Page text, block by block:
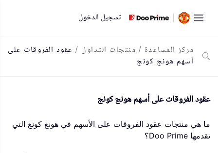
المحتوى
تسجيل الدخول
مركز المساعدة / منتجات التداول / عقود الفروقات على
أسهم هونج كونج
عقود الفروقات على أسهم هونج كونج
ما هي منتجات عقود الفروقات على الأسهم في هونغ كونغ التي
تقدمها Doo Prime؟